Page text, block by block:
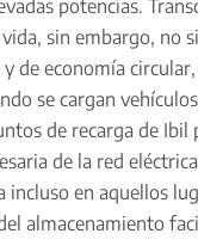
potencias.
sin embargo, no
de economía
se cargan
de recarga de
de la red
en aquellos
almacenamiento